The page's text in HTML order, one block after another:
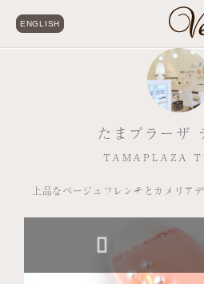
ENGLISH
たまプラーザ
TAMAPLAZA
上品なベージュフレンチとカメリア